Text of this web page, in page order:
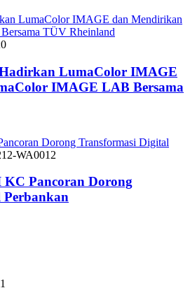
LumaColor IMAGE dan Mendirikan
TÜV Rheinland
Hadirkan LumaColor IMAGE
IMAGE LAB Bersama
Dorong Transformasi Digital
Pancoran Dorong
Perbankan